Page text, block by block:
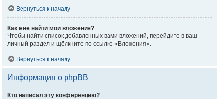
Вернуться к началу
Как мне найти мои вложения?
Чтобы найти список добавленных вами вложений, перейдите в ваш
личный раздел и щёлкните по ссылке «Вложения».
Вернуться к началу
Информация о phpBB
Кто написал эту конференцию?